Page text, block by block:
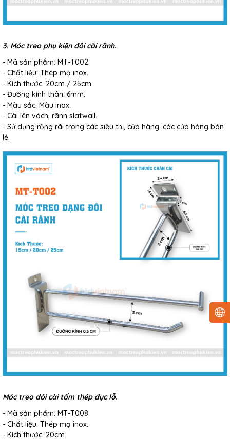
3. Móc treo phụ kiện đôi cài rãnh.
- Mã sản phẩm: MT-T002
- Chất liệu: Thép mạ inox.
- Kích thước: 20cm / 25cm.
- Đường kính thân: 6mm.
- Màu sắc: Màu inox.
- Cài lên vách, rãnh slatwall.
- Sử dụng rộng rãi trong các siêu thị, cửa hàng, các cửa hàng bán
lẻ.
Móc treo đôi cài tấm thép đục lỗ.
- Mã sản phẩm: MT-T008
- Chất liệu: Thép mạ inox.
- Kích thước: 20cm.